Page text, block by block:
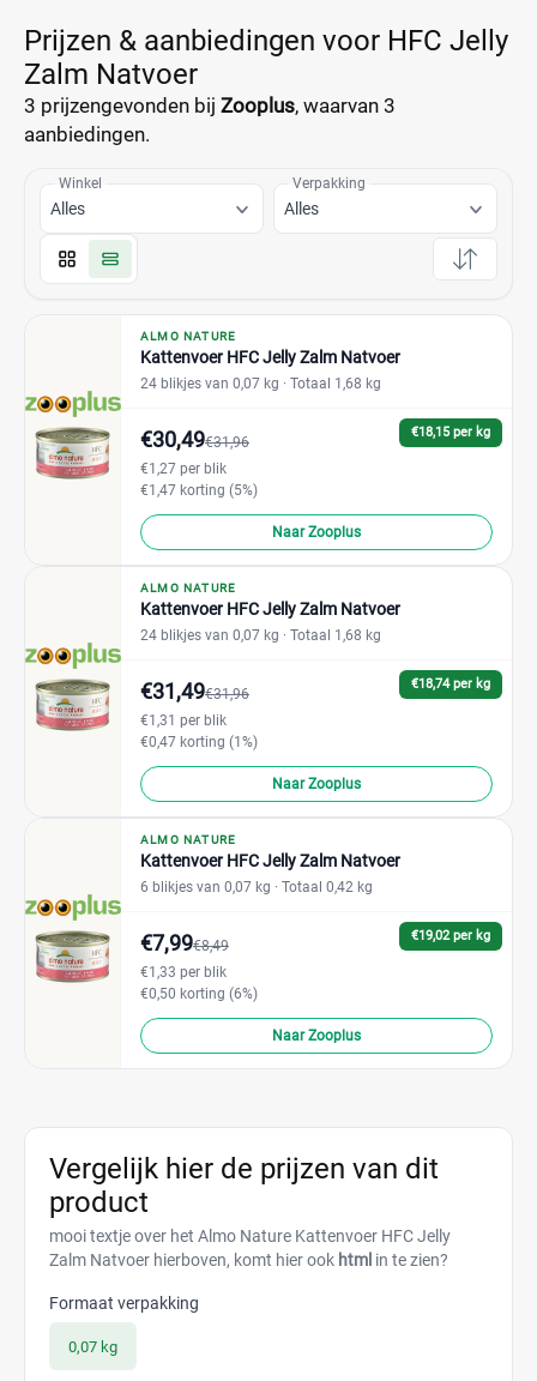
Prijzen & aanbiedingen voor HFC Jelly
Zalm Natvoer
3 prijzengevonden bij Zooplus, waarvan 3
aanbiedingen.
Winkel
Alles
Verpakking
Alles
ALMO NATURE
Kattenvoer HFC Jelly Zalm Natvoer
24 blikjes van 0,07 kg · Totaal 1,68 kg
€18,15 per kg
€30,49€31,96
€1,27 per blik
€1,47 korting (5%)
Naar Zooplus
ALMO NATURE
Kattenvoer HFC Jelly Zalm Natvoer
24 blikjes van 0,07 kg · Totaal 1,68 kg
€18,74 per kg
€31,49€31,96
€1,31 per blik
€0,47 korting (1%)
Naar Zooplus
ALMO NATURE
Kattenvoer HFC Jelly Zalm Natvoer
6 blikjes van 0,07 kg · Totaal 0,42 kg
€19,02 per kg
€7,99€8,49
€1,33 per blik
€0,50 korting (6%)
Naar Zooplus
Vergelijk hier de prijzen van dit
product
mooi textje over het Almo Nature Kattenvoer HFC Jelly
Zalm Natvoer hierboven, komt hier ook html in te zien?
Formaat verpakking
0,07 kg